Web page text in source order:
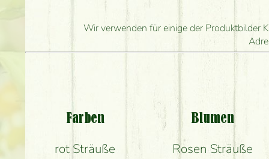
Wie schnell können Sie
Wir verwenden für einige der Produktbilder
Farben
rot Sträuße
Blumen
Rosen Sträuße